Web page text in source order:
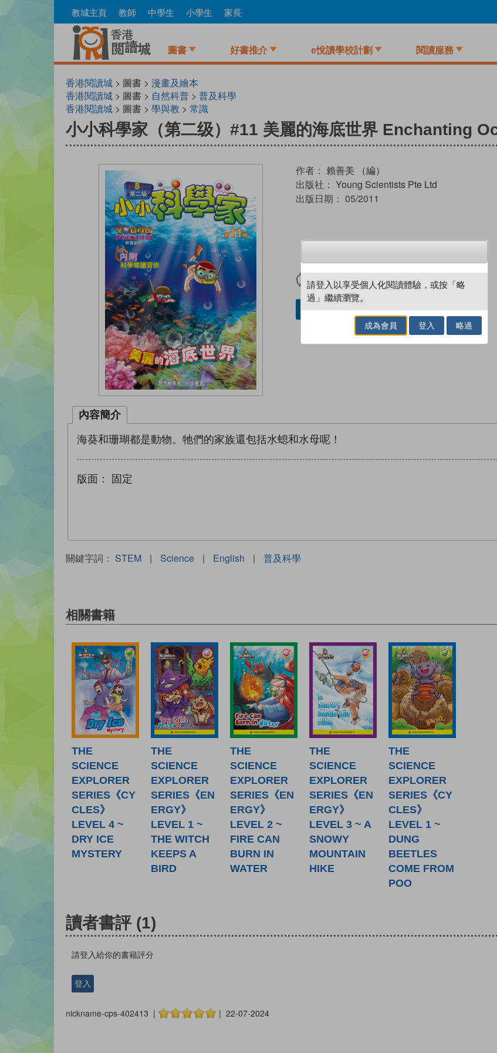
to
教城主頁 教師 中學生 小學生 家長
圖書 好書推介 e悅讀學校計劃 閱讀服務
香港閱讀城> 圖書 > 漫畫及繪本
香港閱讀城> 圖書 > 自然科普> 普及科學
香港閱讀城> 圖書 > 學與教 > 常識
小小科學家（第二级）#11 美麗的海底世界 Enchanting
作者： 賴善美 （編）
出版社： Young Scientists Pte Ltd
出版日期： 05/2011
試閲 加入閱讀紀錄
加入／閱讀電子書
內容簡介
海葵和珊瑚都是動物。牠們的家族還包括水螅和水母呢！
版面： 固定
關鍵字詞： STEM | Science | English | 普及科學
相關書籍
THE
SCIENCE
EXPLORER
SERIES《CY
CLES》
LEVEL 4 ~
DRY ICE
MYSTERY
THE
SCIENCE
EXPLORER
SERIES《EN
ERGY》
LEVEL 1 ~
THE WITCH
KEEPS A
BIRD
THE
SCIENCE
EXPLORER
SERIES《EN
ERGY》
LEVEL 2 ~
FIRE CAN
BURN IN
WATER
THE
SCIENCE
EXPLORER
SERIES《EN
ERGY》
LEVEL 3 ~ A
SNOWY
MOUNTAIN
HIKE
THE
SCIENCE
EXPLORER
SERIES《CY
CLES》
LEVEL 1 ~
DUNG
BEETLES
COME FROM
POO
讀者書評 (1)
請登入給你的書籍評分
登入
nickname-cps-402413 | | 22-07-2024
請登入以享受個人化閱讀體驗，或按「略
過」繼續瀏覽。
成為會員 登入 略過